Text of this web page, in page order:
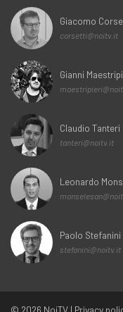
Giacomo
corsetti@noitv.it
Gianni
Claudio Tanteri
tanteri@noitv.it
Leonardo
Paolo Stefanini
stefanini@noitv.it